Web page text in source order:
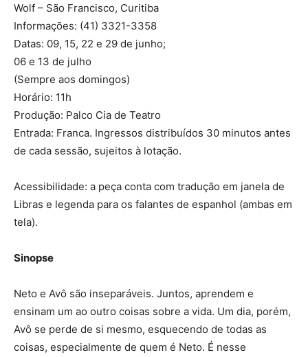
Wolf – São Francisco, Curitiba
Informações: (41) 3321-3358
Datas: 09, 15, 22 e 29 de junho;
06 e 13 de julho
(Sempre aos domingos)
Horário: 11h
Produção: Palco Cia de Teatro
Entrada: Franca. Ingressos distribuídos 30 minutos antes
de cada sessão, sujeitos à lotação.
Acessibilidade: a peça conta com tradução em janela de
Libras e legenda para os falantes de espanhol (ambas em
tela).
Sinopse
Neto e Avô são inseparáveis. Juntos, aprendem e
ensinam um ao outro coisas sobre a vida. Um dia, porém,
Avô se perde de si mesmo, esquecendo de todas as
coisas, especialmente de quem é Neto. É nesse